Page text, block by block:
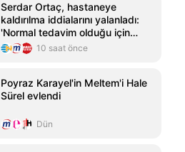
Serdar Ortaç, hastaneye
kaldırılma iddialarını yalanladı:
'Normal tedavim olduğu için
hastanedeydim'
10 saat önce
Poyraz Karayel'in Meltem'i Hale
Sürel evlendi
Dün